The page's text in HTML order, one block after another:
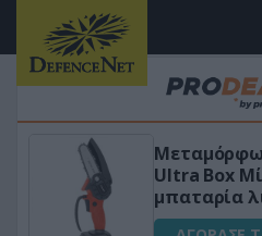
Ultra Box
μπαταρία